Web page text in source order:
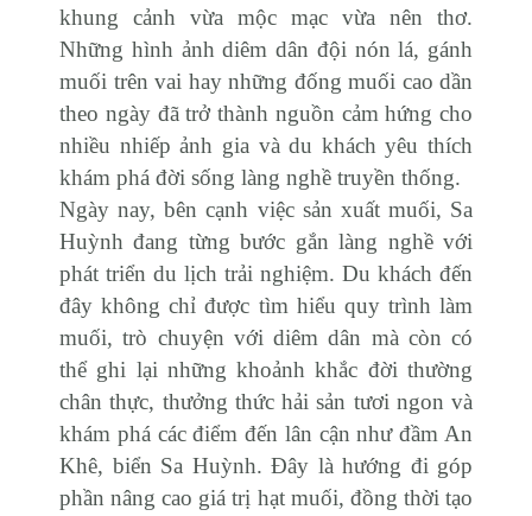
khung cảnh vừa mộc mạc vừa nên thơ.
Những hình ảnh diêm dân đội nón lá, gánh
muối trên vai hay những đống muối cao dần
theo ngày đã trở thành nguồn cảm hứng cho
nhiều nhiếp ảnh gia và du khách yêu thích
khám phá đời sống làng nghề truyền thống.
Ngày nay, bên cạnh việc sản xuất muối, Sa
Huỳnh đang từng bước gắn làng nghề với
phát triển du lịch trải nghiệm. Du khách đến
đây không chỉ được tìm hiểu quy trình làm
muối, trò chuyện với diêm dân mà còn có
thể ghi lại những khoảnh khắc đời thường
chân thực, thưởng thức hải sản tươi ngon và
khám phá các điểm đến lân cận như đầm An
Khê, biển Sa Huỳnh. Đây là hướng đi góp
phần nâng cao giá trị hạt muối, đồng thời tạo